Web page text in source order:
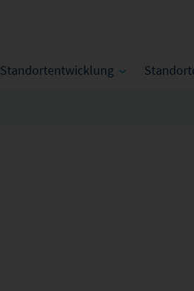
Standortentwicklung